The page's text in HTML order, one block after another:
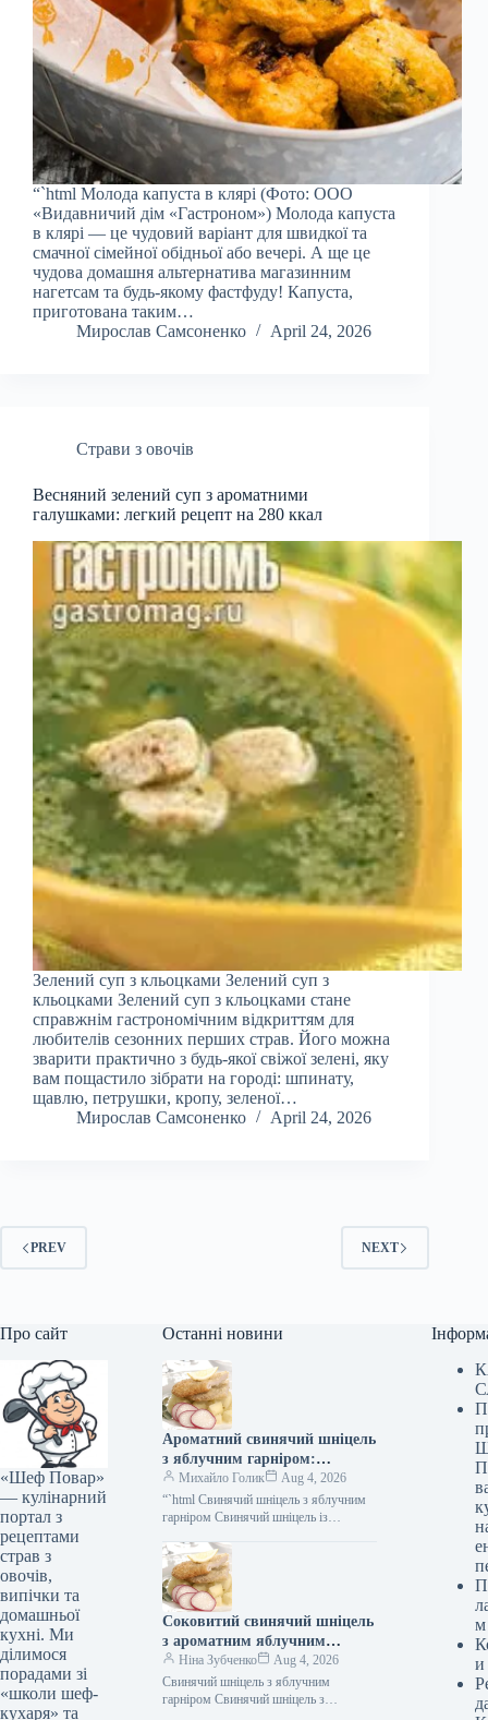
“`html Молода капуста в клярі (Фото: ООО
«Видавничий дім «Гастроном») Молода капуста
в клярі — це чудовий варіант для швидкої та
смачної сімейної обідньої або вечері. А ще це
чудова домашня альтернатива магазинним
нагетсам та будь-якому фастфуду! Капуста,
приготована таким…
Мирослав Самсоненко
April 24, 2026
Страви з овочів
Весняний зелений суп з ароматними
галушками: легкий рецепт на 280 ккал
Зелений суп з кльоцками Зелений суп з
кльоцками Зелений суп з кльоцками стане
справжнім гастрономічним відкриттям для
любителів сезонних перших страв. Його можна
зварити практично з будь-якої свіжої зелені, яку
вам пощастило зібрати на городі: шпинату,
щавлю, петрушки, кропу, зеленої…
Мирослав Самсоненко
April 24, 2026
PREV NEXT
Про сайт
«Шеф Повар»
— кулінарний
портал з
рецептами
страв з
овочів,
випічки та
домашньої
кухні. Ми
ділимося
порадами зі
«школи шеф-
кухаря» та
Останні новини
Ароматний свинячий шніцель
з яблучним гарніром:
покроковий рецепт з фото
Михайло Голик
Aug 4, 2026
“`html Свинячий шніцель з яблучним
гарніром Свинячий шніцель із
класична версія культової австрійської
страви.…
Соковитий свинячий шніцель
з ароматним яблучним
гарніром: покроковий рецепт
із фото
Ніна Зубченко
Aug 4, 2026
Свинячий шніцель з яблучним
гарніром Свинячий шніцель з
м
и